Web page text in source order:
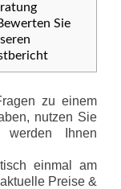
Sie
zu einem
nutzen Sie
werden Ihnen
einmal am
Preise &